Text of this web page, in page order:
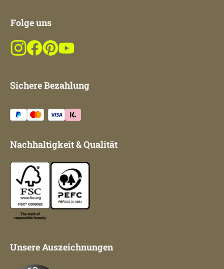
Folge uns
Sichere Bezahlung
Nachhaltigkeit & Qualität
Unsere Auszeichnungen